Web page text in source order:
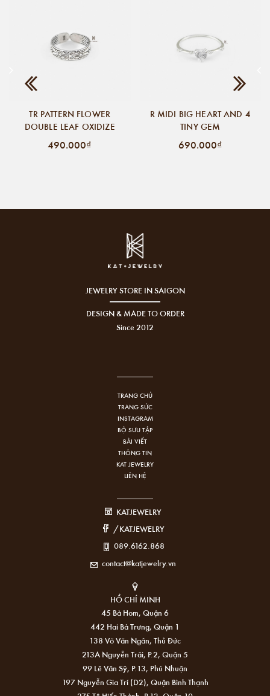
TR PATTERN FLOWER
DOUBLE LEAF OXIDIZE
490.000₫
R MIDI BIG HEART AND 4
TINY GEM
690.000₫
JEWELRY STORE IN SAIGON
DESIGN & MADE TO ORDER
Since 2012
TRANG CHỦ
TRANG SỨC
INSTAGRAM
BỘ SƯU TẬP
BÀI VIẾT
THÔNG TIN
KAT JEWELRY
LIÊN HỆ
KATJEWELRY
/KATJEWELRY
089.6162.868
contact@katjewelry.vn
HỒ CHÍ MINH
45 Bà Hom, Quận 6
442 Hai Bà Trưng, Quận 1
138 Võ Văn Ngân, Thủ Đức
213A Nguyễn Trãi, P.2, Quận 5
99 Lê Văn Sỹ, P.13, Phú Nhuận
197 Nguyễn Gia Trí (D2), Quận Bình Thạnh